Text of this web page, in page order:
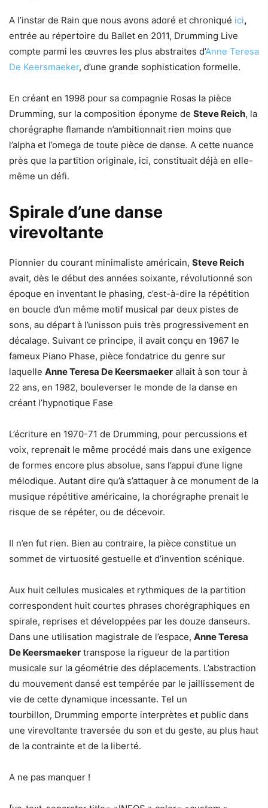
A l’instar de Rain que nous avons adoré et chroniqué ici,
entrée au répertoire du Ballet en 2011, Drumming Live
compte parmi les œuvres les plus abstraites d’Anne Teresa
De Keersmaeker, d’une grande sophistication formelle.
En créant en 1998 pour sa compagnie Rosas la pièce
Drumming, sur la composition éponyme de Steve Reich, la
chorégraphe flamande n’ambitionnait rien moins que
l’alpha et l’omega de toute pièce de danse. A cette nuance
près que la partition originale, ici, constituait déjà en elle-
même un défi.
Spirale d’une danse
virevoltante
Pionnier du courant minimaliste américain, Steve Reich
avait, dès le début des années soixante, révolutionné son
époque en inventant le phasing, c’est-à-dire la répétition
en boucle d’un même motif musical par deux pistes de
sons, au départ à l’unisson puis très progressivement en
décalage. Suivant ce principe, il avait conçu en 1967 le
fameux Piano Phase, pièce fondatrice du genre sur
laquelle Anne Teresa De Keersmaeker allait à son tour à
22 ans, en 1982, bouleverser le monde de la danse en
créant l’hypnotique Fase
L’écriture en 1970-71 de Drumming, pour percussions et
voix, reprenait le même procédé mais dans une exigence
de formes encore plus absolue, sans l’appui d’une ligne
mélodique. Autant dire qu’à s’attaquer à ce monument de la
musique répétitive américaine, la chorégraphe prenait le
risque de se répéter, ou de décevoir.
Il n’en fut rien. Bien au contraire, la pièce constitue un
sommet de virtuosité gestuelle et d’invention scénique.
Aux huit cellules musicales et rythmiques de la partition
correspondent huit courtes phrases chorégraphiques en
spirale, reprises et développées par les douze danseurs.
Dans une utilisation magistrale de l’espace, Anne Teresa
De Keersmaeker transpose la rigueur de la partition
musicale sur la géométrie des déplacements. L’abstraction
du mouvement dansé est tempérée par le jaillissement de
vie de cette dynamique incessante. Tel un
tourbillon, Drumming emporte interprètes et public dans
une virevoltante traversée du son et du geste, au plus haut
de la contrainte et de la liberté.
A ne pas manquer !